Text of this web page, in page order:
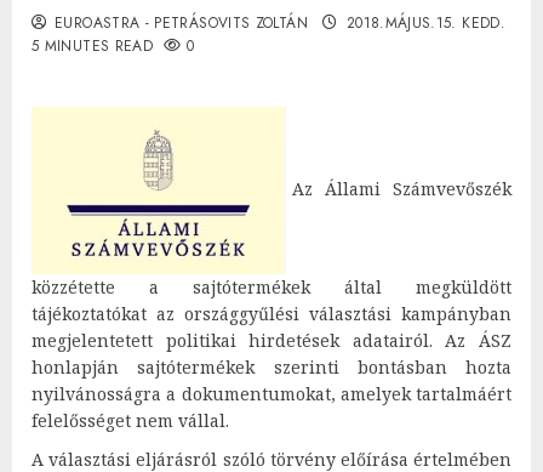
EUROASTRA - PETRÁSOVITS ZOLTÁN
2018.MÁJUS.15. KEDD.
5 MINUTES READ
0
Az Állami Számvevőszék
közzétette a sajtótermékek által megküldött
tájékoztatókat az országgyűlési választási kampányban
megjelentetett politikai hirdetések adatairól. Az ÁSZ
honlapján sajtótermékek szerinti bontásban hozta
nyilvánosságra a dokumentumokat, amelyek tartalmáért
felelősséget nem vállal.
A választási eljárásról szóló törvény előírása értelmében